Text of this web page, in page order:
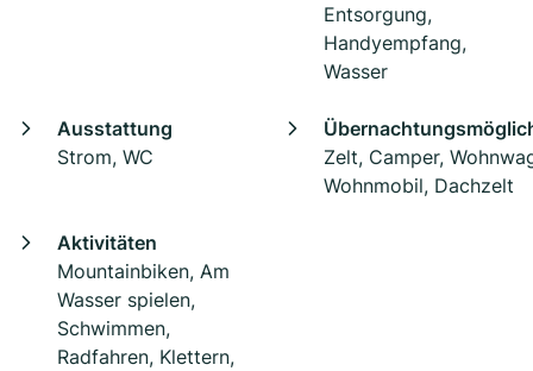
Entsorgung,
Handyempfang,
Wasser
Ausstattung
Strom, WC
Zelt, Camper,
Wohnmobil, Dachzelt
Aktivitäten
Mountainbiken, Am
Wasser spielen,
Schwimmen,
Radfahren, Klettern,